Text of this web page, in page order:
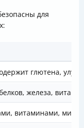
для
глютена,
железа,
витаминами,